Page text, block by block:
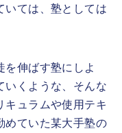
いては、塾としては
伸ばす塾にしよ
いくような、そんな
キュラムや使用テキ
めていた某大手塾の